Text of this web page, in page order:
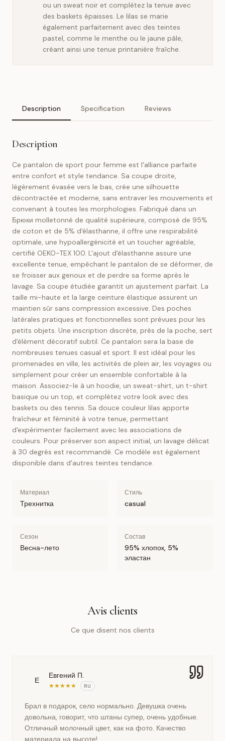
ou un sweat noir et complétez la tenue avec
des baskets épaisses. Le lilas se marie
également parfaitement avec des teintes
pastel, comme le menthe ou le jaune pâle,
créant ainsi une tenue printanière fraîche.
Description Specification Reviews
Description
Ce pantalon de sport pour femme est l'alliance parfaite
entre confort et style tendance. Sa coupe droite,
légèrement évasée vers le bas, crée une silhouette
décontractée et moderne, sans entraver les mouvements et
convenant à toutes les morphologies. Fabriqué dans un
Брюки molletonné de qualité supérieure, composé de 95%
de coton et de 5% d'élasthanne, il offre une respirabilité
optimale, une hypoallergénicité et un toucher agréable,
certifié OEKO-TEX 100. L'ajout d'élasthanne assure une
excellente tenue, empêchant le pantalon de se déformer, de
se froisser aux genoux et de perdre sa forme après le
lavage. Sa coupe étudiée garantit un ajustement parfait. La
taille mi-haute et la large ceinture élastique assurent un
maintien sûr sans compression excessive. Des poches
latérales pratiques et fonctionnelles sont prévues pour les
petits objets. Une inscription discrète, près de la poche, sert
d'élément décoratif subtil. Ce pantalon sera la base de
nombreuses tenues casual et sport. Il est idéal pour les
promenades en ville, les activités de plein air, les voyages ou
simplement pour créer un ensemble confortable à la
maison. Associez-le à un hoodie, un sweat-shirt, un t-shirt
basique ou un top, et complétez votre look avec des
baskets ou des tennis. Sa douce couleur lilas apporte
fraîcheur et féminité à votre tenue, permettant
d'expérimenter facilement avec les associations de
couleurs. Pour préserver son aspect initial, un lavage délicat
à 30 degrés est recommandé. Ce modèle est également
disponible dans d'autres teintes tendance.
Материал
Трехнитка
Стиль
casual
Сезон
Весна-лето
Состав
95% хлопок, 5%
эластан
Avis clients
Ce que disent nos clients
Е
Евгений П.
★★★★★ RU
Брал в подарок, село нормально. Девушка очень
довольна, говорит, что штаны супер, очень удобные.
Отличный молочный цвет, как на фото. Качество
материала на высоте!